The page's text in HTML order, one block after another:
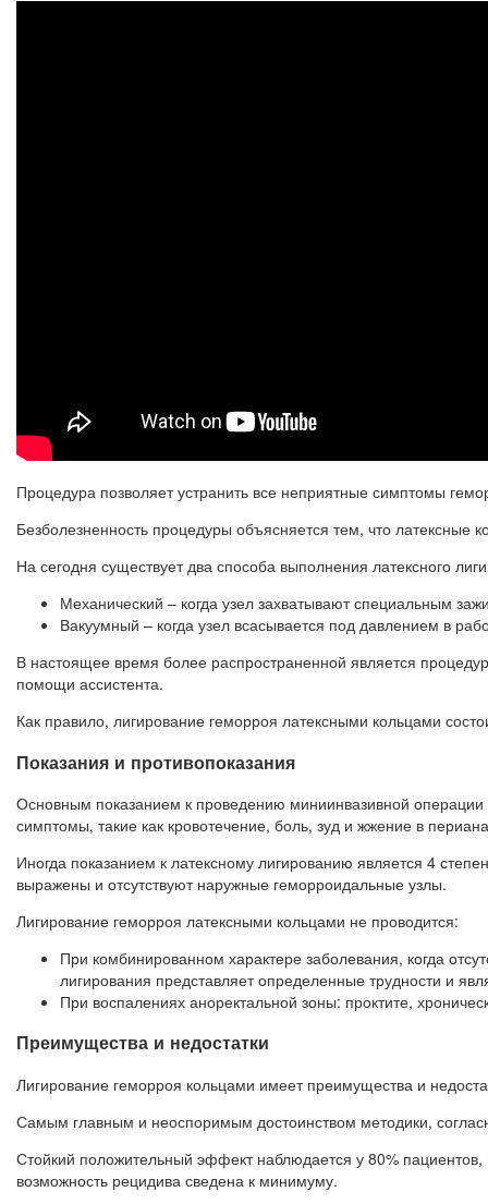
Процедура позволяет устранить все неприятные симптомы
Безболезненность процедуры объясняется тем, что
На сегодня существует два способа выполнения латексного
Механический – когда узел захватывают специальным
Вакуумный – когда узел всасывается под давлением в
В настоящее время более распространенной является
помощи ассистента.
Как правило, лигирование геморроя латексными кольцами
Показания и противопоказания
Основным показанием к проведению миниинвазивной
симптомы, такие как кровотечение, боль, зуд и жжение в
Иногда показанием к латексному лигированию является 4
выражены и отсутствуют наружные геморроидальные узлы.
Лигирование геморроя латексными кольцами не проводится:
При комбинированном характере заболевания, когда
лигирования представляет определенные трудности и
При воспалениях аноректальной зоны: проктите,
Преимущества и недостатки
Лигирование геморроя кольцами имеет преимущества и
Самым главным и неоспоримым достоинством методики,
Стойкий положительный эффект наблюдается у 80%
возможность рецидива сведена к минимуму.